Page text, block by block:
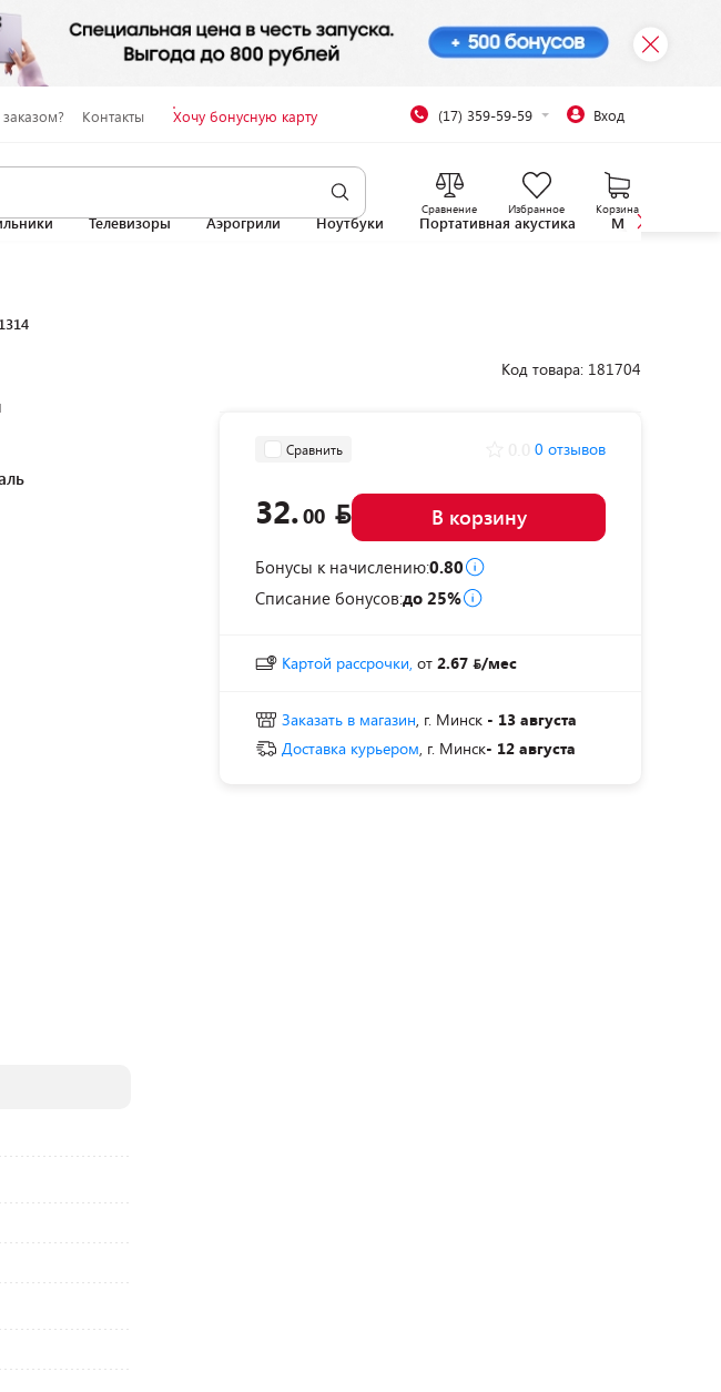
Контакты Хочу бонусную карту (17) 359-59-59 Вход
Сравнение Избранное Корзина
Телевизоры Аэрогрили Ноутбуки Портативная акустика
Код товара: 181704
Сравнить 0 отзывов
32.00 В корзину
Бонусы к начислению:0.80
Списание бонусов:до 25%
Картой рассрочки, от 2.67 /мес
Заказать в магазин, г. Минск - 13 августа
Доставка курьером, г. Минск- 12 августа